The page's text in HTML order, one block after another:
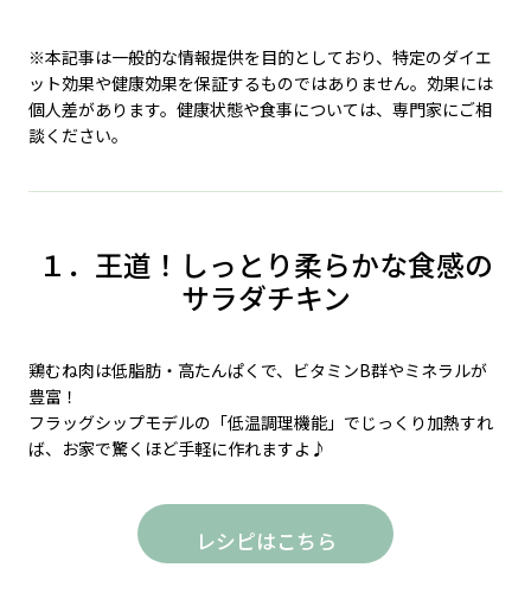
※本記事は一般的な情報提供を目的としており、特定のダイエ
ット効果や健康効果を保証するものではありません。効果には
個人差があります。健康状態や食事については、専門家にご相
談ください。
１．王道！しっとり柔らかな食感の
サラダチキン
鶏むね肉は低脂肪・高たんぱくで、ビタミンB群やミネラルが
豊富！
フラッグシップモデルの「低温調理機能」でじっくり加熱すれ
ば、お家で驚くほど手軽に作れますよ♪
レシピはこちら